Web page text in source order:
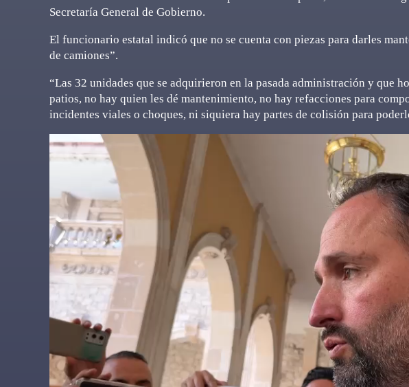
Secretaría General de Gobierno.
El funcionario estatal indicó que no se cuenta con piezas para darles
de camiones”.
“Las 32 unidades que se adquirieron en la pasada administración y que
patios, no hay quien les dé mantenimiento, no hay refacciones para
incidentes viales o choques, ni siquiera hay partes de colisión para